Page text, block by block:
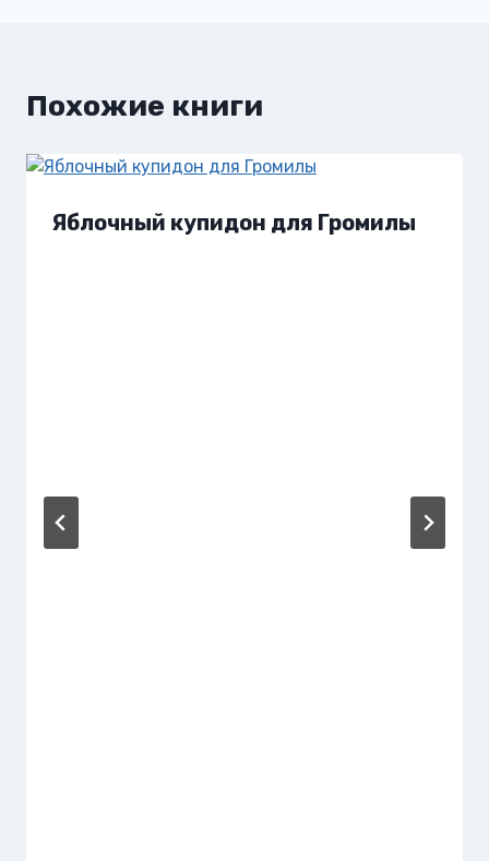
Похожие книги
Яблочный купидон для Громилы